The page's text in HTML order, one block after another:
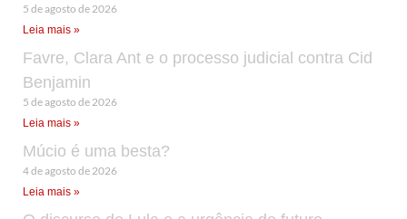
5 de agosto de 2026
Leia mais »
Favre, Clara Ant e o processo judicial contra Cid
Benjamin
5 de agosto de 2026
Leia mais »
Múcio é uma besta?
4 de agosto de 2026
Leia mais »